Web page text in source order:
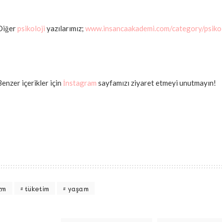
psikoloji yazılarımız; www.insancaakademi.com/category/
içerikler için İnstagram sayfamızı ziyaret etmeyi unutmayın!
tüketim yaşam